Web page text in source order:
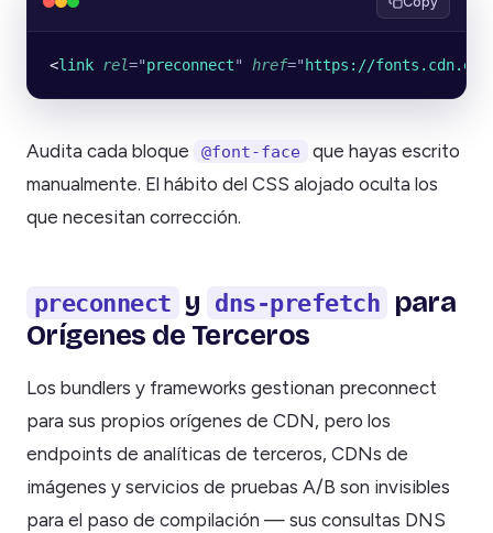
<link rel="preconnect" href=" https://
Audita cada bloque @font-face
que hayas escrito
manualmente. El hábito del CSS alojado oculta los
que necesitan corrección.
preconnect y dns-prefetch para
Orígenes de Terceros
Los bundlers y frameworks gestionan preconnect
para sus propios orígenes de CDN, pero los
endpoints de analíticas de terceros, CDNs de
imágenes y servicios de pruebas A/B son invisibles
para el paso de compilación — sus consultas DNS